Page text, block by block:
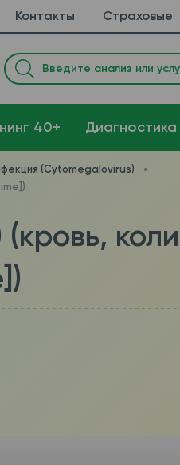
Контакты Страховые
40+ Диагностика
(Cytomegalovirus)